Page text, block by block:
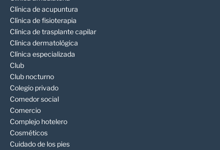
Clínica de acupuntura
Clínica de fisioterapia
Clínica de trasplante capilar
Clínica dermatológica
Clínica especializada
Club
Club nocturno
Colegio privado
Comedor social
Comercio
Complejo hotelero
Cosméticos
Cuidado de los pies